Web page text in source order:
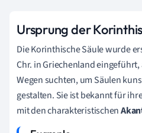
Ursprung der
Die Korinthische Säule wurde
Chr. in Griechenland
Wegen suchten, um Säulen
gestalten. Sie ist bekannt für
mit den charakteristischen